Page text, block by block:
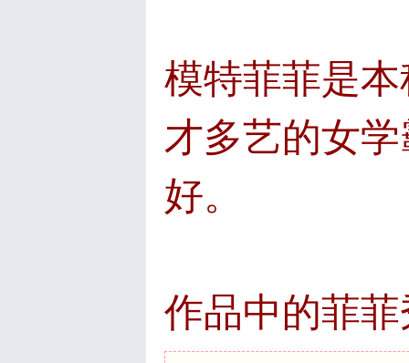
模特菲菲是
才多艺的女
好。
作品中的菲